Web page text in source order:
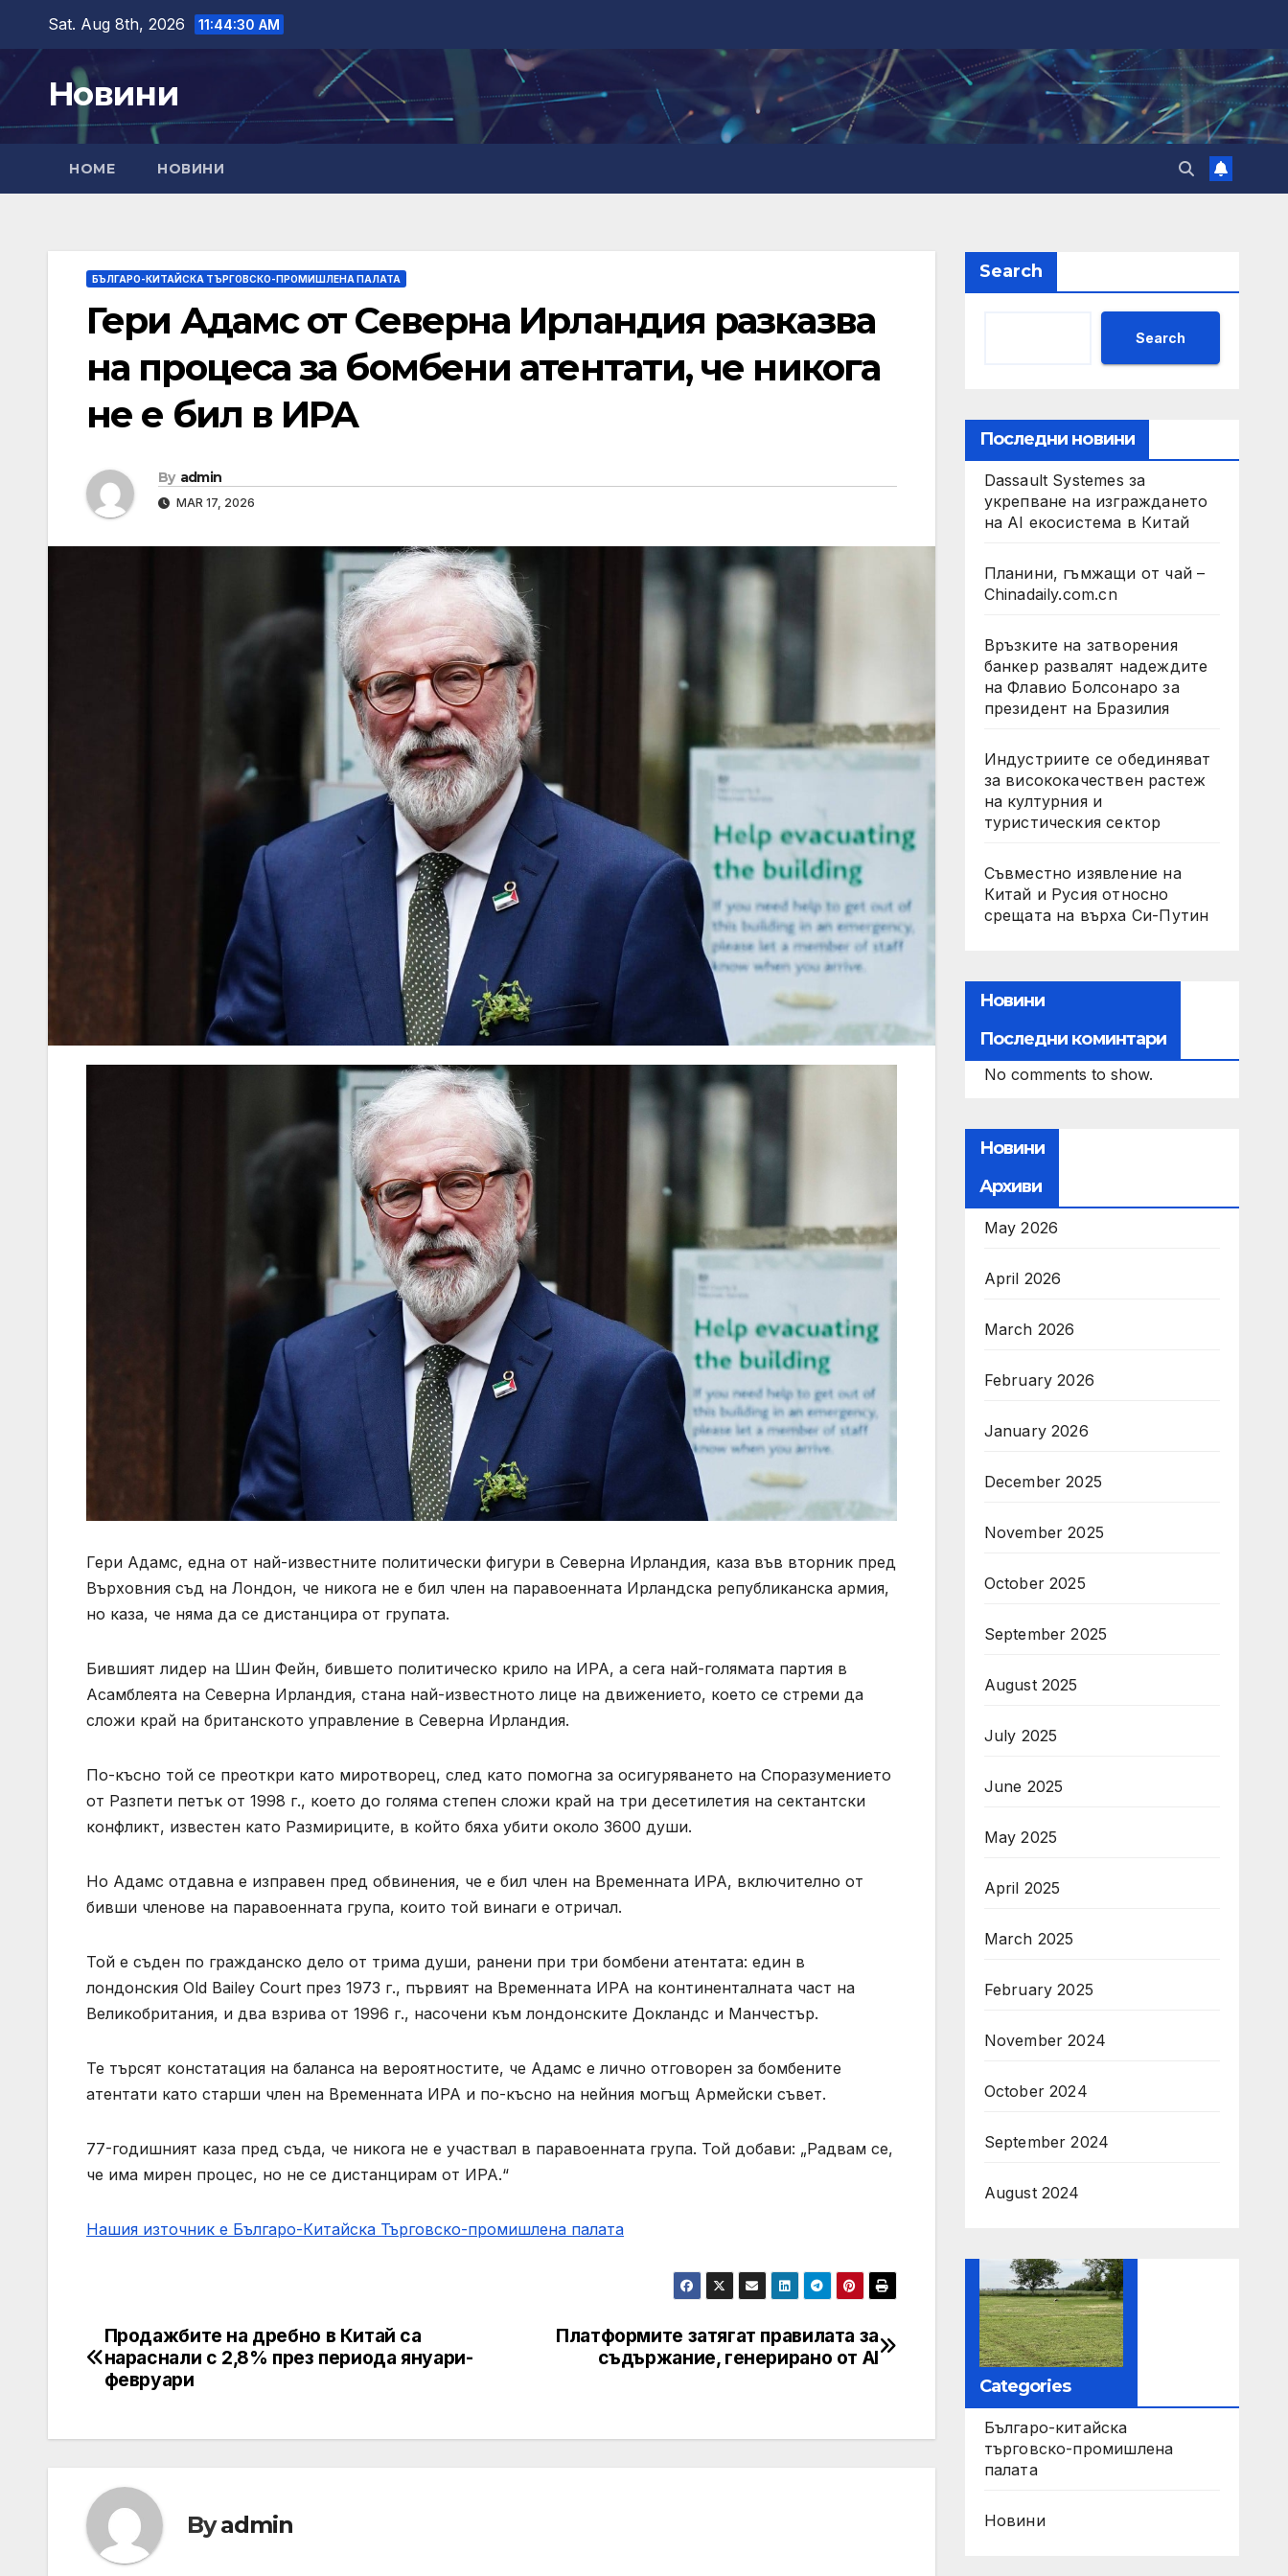
content
Sat. Aug 8th, 2026 11:44:31 AM
Новини
HOME НОВИНИ
БЪЛГАРО-КИТАЙСКА ТЪРГОВСКО-ПРОМИШЛЕНА ПАЛАТА
Гери Адамс от Северна Ирландия разказва
на процеса за бомбени атентати, че никога
не е бил в ИРА
By admin
MAR 17, 2026
Гери Адамс, една от най-известните политически фигури в Северна Ирландия, каза във вторник пред
Върховния съд на Лондон, че никога не е бил член на паравоенната Ирландска републиканска армия,
но каза, че няма да се дистанцира от групата.
Бившият лидер на Шин Фейн, бившето политическо крило на ИРА, а сега най-голямата партия в
Асамблеята на Северна Ирландия, стана най-известното лице на движението, което се стреми да
сложи край на британското управление в Северна Ирландия.
По-късно той се преоткри като миротворец, след като помогна за осигуряването на Споразумението
от Разпети петък от 1998 г., което до голяма степен сложи край на три десетилетия на сектантски
конфликт, известен като Размириците, в който бяха убити около 3600 души.
Но Адамс отдавна е изправен пред обвинения, че е бил член на Временната ИРА, включително от
бивши членове на паравоенната група, които той винаги е отричал.
Той е съден по гражданско дело от трима души, ранени при три бомбени атентата: един в
лондонския ‌Old Bailey Court през 1973 г., първият на Временната ИРА на континенталната част на
Великобритания, и два взрива от 1996 г., насочени към лондонските Докландс и Манчестър.
Те търсят констатация на баланса на вероятностите, че Адамс е ‌лично отговорен за бомбените
атентати като старши член на Временната ИРА и по-късно на нейния могъщ Армейски съвет.
77-годишният каза пред съда, че никога не е участвал в паравоенната група. Той добави: „Радвам се,
че има мирен процес, но не се дистанцирам от ИРА.“
Нашия източник е Българо-Китайска Търговско-промишлена палaта
Post
navigation
Платформите затягат правилата за
съдържание, генерирано от AI
Продажбите на дребно в Китай са
нараснали с 2,8% през периода януари-
февруари
Byadmin
Search
Search
Последни новини
Dassault Systemes за
укрепване на изграждането
на AI екосистема в Китай
Планини, гъмжащи от чай –
Chinadaily.com.cn
Връзките на затворения
банкер развалят надеждите
на Флавио Болсонаро за
президент на Бразилия
Индустриите се обединяват
за висококачествен растеж
на културния и
туристическия сектор
Съвместно изявление на
Китай и Русия относно
срещата на върха Си-Путин
Новини
Последни коминтари
No comments to show.
Новини
Архиви
May 2026
April 2026
March 2026
February 2026
January 2026
December 2025
November 2025
October 2025
September 2025
August 2025
July 2025
June 2025
May 2025
April 2025
March 2025
February 2025
November 2024
October 2024
September 2024
August 2024
Categories
Българо-китайска
търговско-промишлена
палата
Новини